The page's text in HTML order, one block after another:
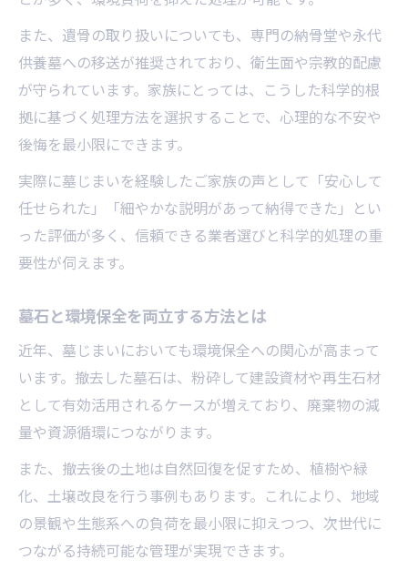
また、遺骨の取り扱いについても、専門の納骨堂や永代
供養墓への移送が推奨されており、衛生面や宗教的配慮
が守られています。家族にとっては、こうした科学的根
拠に基づく処理方法を選択することで、心理的な不安や
後悔を最小限にできます。
実際に墓じまいを経験したご家族の声として「安心して
任せられた」「細やかな説明があって納得できた」とい
った評価が多く、信頼できる業者選びと科学的処理の重
要性が伺えます。
墓石と環境保全を両立する方法とは
近年、墓じまいにおいても環境保全への関心が高まって
います。撤去した墓石は、粉砕して建設資材や再生石材
として有効活用されるケースが増えており、廃棄物の減
量や資源循環につながります。
また、撤去後の土地は自然回復を促すため、植樹や緑
化、土壌改良を行う事例もあります。これにより、地域
の景観や生態系への負荷を最小限に抑えつつ、次世代に
つながる持続可能な管理が実現できます。